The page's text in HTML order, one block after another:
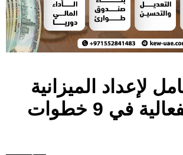
لإعداد الميزانية
الشهرية بفعالية في 9 خطوات